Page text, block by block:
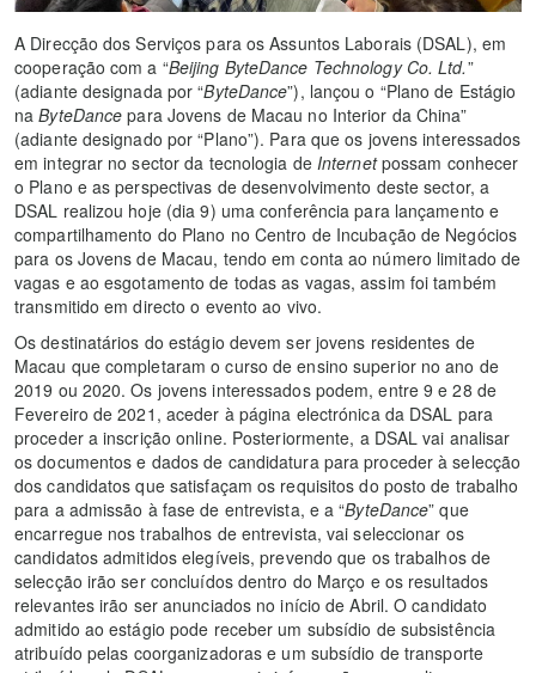
A Direcção dos Serviços para os Assuntos Laborais (DSAL), em
cooperação com a “Beijing ByteDance Technology Co. Ltd.”
(adiante designada por “ByteDance”), lançou o “Plano de Estágio
naByteDance para Jovens de Macau no Interior da China”
(adiante designado por “Plano”). Para que os jovens interessados
em integrar no sector da tecnologia de Internetpossam conhecer
o Plano e as perspectivas de desenvolvimento deste sector, a
DSAL realizou hoje (dia 9) uma conferência para lançamento e
compartilhamento do Plano no Centro de Incubação de Negócios
para os Jovens de Macau, tendo em conta ao número limitado de
vagas e ao esgotamento de todas as vagas, assim foi também
transmitido em directo o evento ao vivo.
Os destinatários do estágio devem ser jovens residentes de
Macau que completaram o curso de ensino superior no ano de
2019 ou 2020. Os jovens interessados podem, entre 9 e 28 de
Fevereiro de 2021, aceder à página electrónica da DSAL para
proceder a inscrição online. Posteriormente, a DSAL vai analisar
os documentos e dados de candidatura para proceder à selecção
dos candidatos que satisfaçam os requisitos do posto de trabalho
para a admissão à fase de entrevista, e a “ByteDance” que
encarregue nos trabalhos de entrevista, vai seleccionar os
candidatos admitidos elegíveis, prevendo que os trabalhos de
selecção irão ser concluídos dentro do Março e os resultados
relevantes irão ser anunciados no início de Abril. O candidato
admitido ao estágio pode receber um subsídio de subsistência
atribuído pelas coorganizadoras e um subsídio de transporte